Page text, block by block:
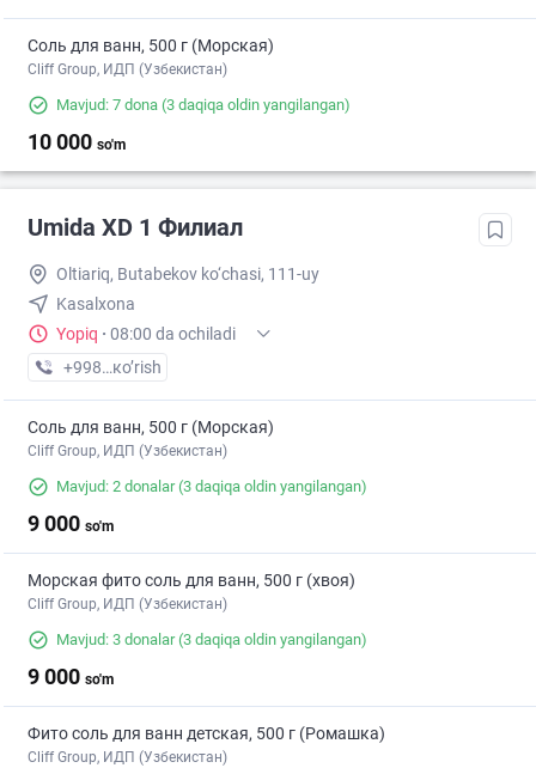
Соль для ванн, 500 г (Морская)
Cliff Group, ИДП (Узбекистан)
Mavjud: 7 dona (3 daqiqa oldin yangilangan)
10 000 so'm
Umida XD 1 Филиал
Oltiariq, Butabekov ko‘chasi, 111-uy
Kasalxona
Yopiq · 08:00 da ochiladi
+998 (91) XXX-XX-XX
кo’rish
Соль для ванн, 500 г (Морская)
Cliff Group, ИДП (Узбекистан)
Mavjud: 2 donalar(3 daqiqa oldin yangilangan)
9 000 so'm
Морская фито соль для ванн, 500 г (хвоя)
Cliff Group, ИДП (Узбекистан)
Mavjud: 3 donalar(3 daqiqa oldin yangilangan)
9 000 so'm
Фито соль для ванн детская, 500 г (Ромашка)
Cliff Group, ИДП (Узбекистан)